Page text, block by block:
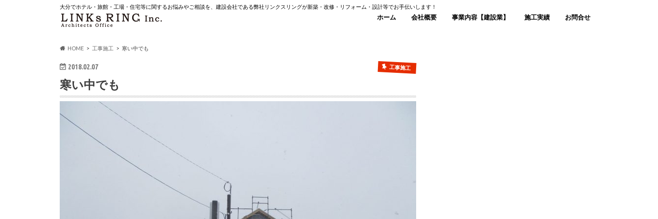
大分でホテル・旅館・工場・住宅等に関するお悩みやご相談を、建設会社である弊社リンクスリングが新築・改修・リフォーム・設計等でお手伝いします！
ホーム 会社概要 事業内容【建設業】 施工実績 お問合せ
HOME 工事施工 寒い中でも
2018.02.07 工事施工
寒い中でも